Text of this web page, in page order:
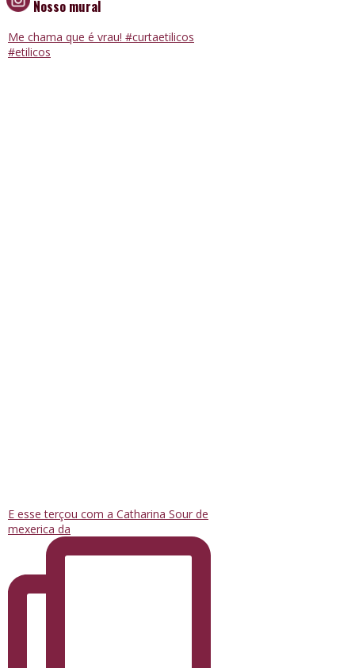
Nosso mural
Me chama que é vrau! #curtaetilicos
#etilicos
E esse terçou com a Catharina Sour de
mexerica da